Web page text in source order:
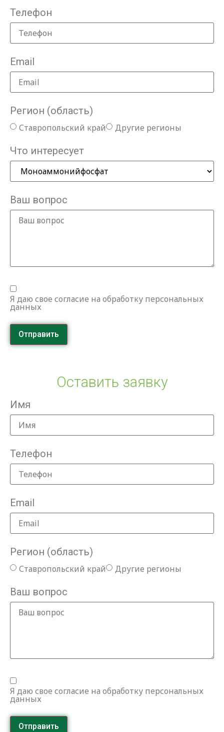
Телефон
Email
Регион (область)
Ставропольский край Другие регионы
Что интересует
Ваш вопрос
Я даю свое согласие на обработку персональных
данных
Отправить
Оставить заявку
Имя
Телефон
Email
Регион (область)
Ставропольский край Другие регионы
Ваш вопрос
Я даю свое согласие на обработку персональных
данных
Отправить